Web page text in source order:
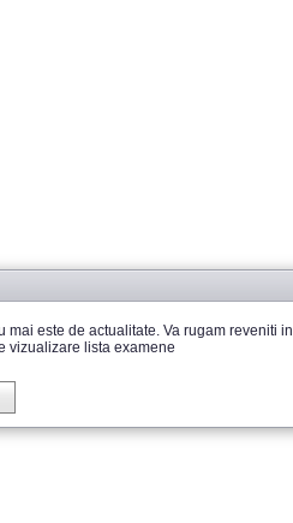
mai este de actualitate. Va rugam reveniti in
vizualizare lista examene